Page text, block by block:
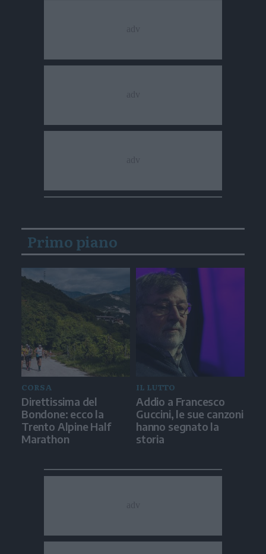
Primo piano
CORSA
Direttissima del
Bondone: ecco la
Trento Alpine Half
Marathon
IL LUTTO
Addio a Francesco
Guccini, le sue canzoni
hanno segnato la
storia